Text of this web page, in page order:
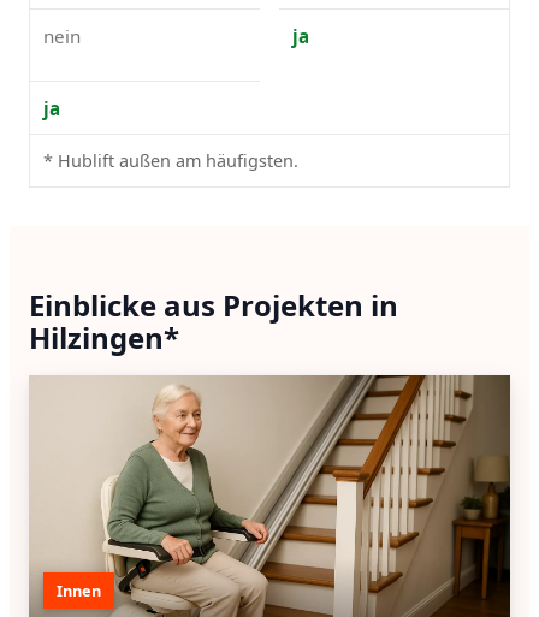
nein ja
ja
* Hublift außen am häufigsten.
Einblicke aus Projekten in
Hilzingen*
Innen